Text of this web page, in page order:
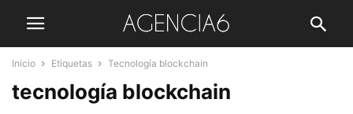
Inicio Etiquetas Tecnología blockchain
tecnología blockchain